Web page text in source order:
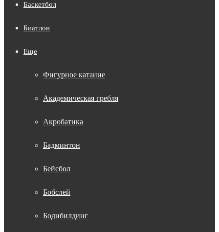
Баскетбол
Биатлон
Еще
Фигурное катание
Академическая гребля
Акробатика
Бадминтон
Бейсбол
Бобслей
Бодибилдинг